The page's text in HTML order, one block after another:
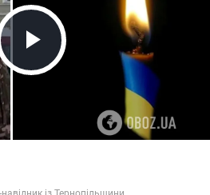
Play Video